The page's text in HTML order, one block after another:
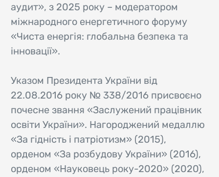
аудит», з 2025 року – модератором
міжнародного енергетичного форуму
«Чиста енергія: глобальна безпека та
інновації».
Указом Президента України від
22.08.2016 року № 338/2016 присвоєно
почесне звання «Заслужений працівник
освіти України». Нагороджений медаллю
«За гідність і патріотизм» (2015),
орденом «За розбудову України» (2016),
орденом «Науковець року-2020» (2020),